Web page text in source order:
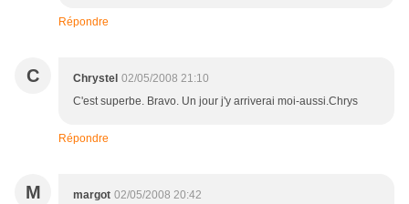
Répondre
C Chrystel 02/05/2008 21:10
C'est superbe. Bravo. Un jour j'y arriverai moi-aussi.Chrys
Répondre
M margot 02/05/2008 20:42